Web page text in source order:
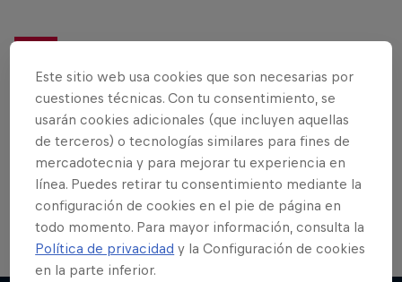
¿Quieres ver más?
Bike
MTB, BMX o XC…¡lo mejor del mundo de las bicis
en un solo lugar!
Este sitio web usa cookies que son necesarias por
cuestiones técnicas. Con tu consentimiento, se
usarán cookies adicionales (que incluyen aquellas
de terceros) o tecnologías similares para fines de
mercadotecnia y para mejorar tu experiencia en
línea. Puedes retirar tu consentimiento mediante la
configuración de cookies en el pie de página en
todo momento. Para mayor información, consulta la
Política de privacidad y la Configuración de cookies
en la parte inferior.